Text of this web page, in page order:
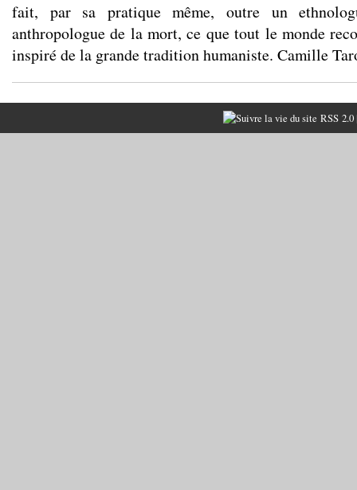
fait, par sa pratique même, outre un
anthropologue de la mort, ce que tout le monde
inspiré de la grande tradition humaniste. Camille
RSS 2.0